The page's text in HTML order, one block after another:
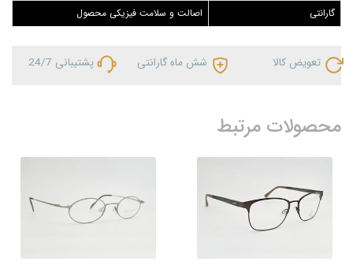
گارانتی
اصالت و سلامت فیزیکی محصول
تعویض کالا شش ماه گارانتی پشتیبانی 24/7
محصولات مرتبط